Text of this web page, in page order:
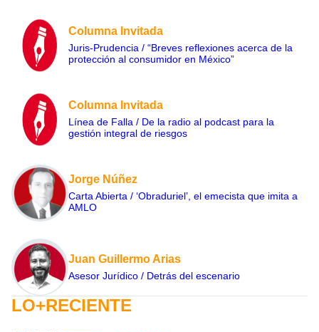
Columna Invitada
Juris-Prudencia / “Breves reflexiones acerca de la
protección al consumidor en México”
Columna Invitada
Línea de Falla / De la radio al podcast para la
gestión integral de riesgos
Jorge Núñez
Carta Abierta / ‘Obraduriel’, el emecista que imita a
AMLO
Juan Guillermo Arias
Asesor Jurídico / Detrás del escenario
LO+RECIENTE